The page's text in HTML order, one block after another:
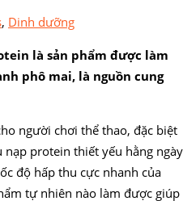
, Dinh dưỡng
là sản phẩm được làm
phô mai, là nguồn cung
người chơi thể thao, đặc biệt
protein thiết yếu hằng ngày
độ hấp thu cực nhanh của
tự nhiên nào làm được giúp